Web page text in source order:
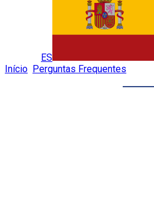
ES
Início Perguntas Frequentes